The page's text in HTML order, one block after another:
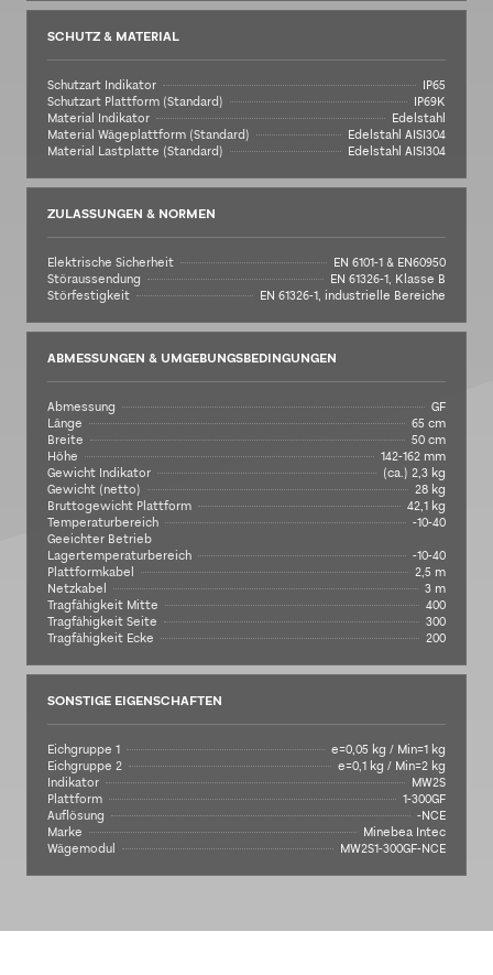
SCHUTZ & MATERIAL
Schutzart Indikator
IP65
Schutzart Plattform (Standard)
IP69K
Material Indikator
Edelstahl
Material Wägeplattform (Standard)
Edelstahl AISI304
Material Lastplatte (Standard)
Edelstahl AISI304
ZULASSUNGEN & NORMEN
Elektrische Sicherheit
EN 6101-1 & EN60950
Störaussendung
EN 61326-1, Klasse B
Störfestigkeit
EN 61326-1, industrielle Bereiche
ABMESSUNGEN & UMGEBUNGSBEDINGUNGEN
Abmessung
GF
Länge
65 cm
Breite
50 cm
Höhe
142-162 mm
Gewicht Indikator
(ca.) 2,3 kg
Gewicht (netto)
28 kg
Bruttogewicht Plattform
42,1 kg
Temperaturbereich
Geeichter Betrieb
-10-40
Lagertemperaturbereich
-10-40
Plattformkabel
2,5 m
Netzkabel
3 m
Tragfähigkeit Mitte
400
Tragfähigkeit Seite
300
Tragfähigkeit Ecke
200
SONSTIGE EIGENSCHAFTEN
Eichgruppe 1
e=0,05 kg / Min=1 kg
Eichgruppe 2
e=0,1 kg / Min=2 kg
Indikator
MW2S
Plattform
1-300GF
Auflösung
-NCE
Marke
Minebea Intec
Wägemodul
MW2S1-300GF-NCE